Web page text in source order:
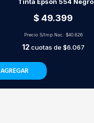
$ 49.399
Precio S/Imp.Nac. $40.826
12cuotas de $6.067
AGREGAR